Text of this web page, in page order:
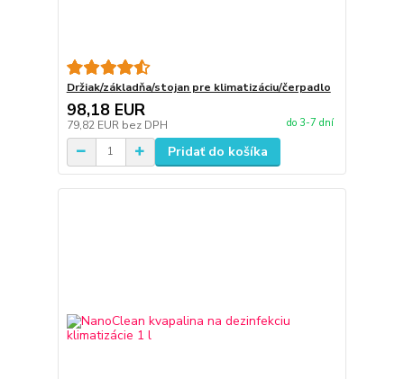
Držiak/základňa/stojan pre klimatizáciu/čerpadlo
98,18 EUR
79,82 EUR bez DPH do 3-7 dní
Pridať do košíka